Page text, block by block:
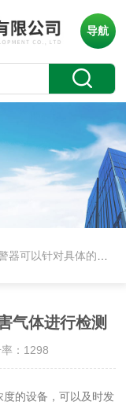
导航
以针对具体的有害气体进行检测
气体进行检测
：1298
的设备，可以及时发